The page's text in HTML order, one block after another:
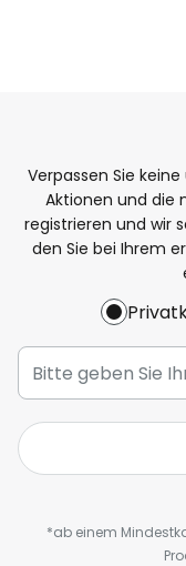
Verpassen Sie
Aktionen und die
registrieren und wir
den Sie bei Ihrem
*ab einem